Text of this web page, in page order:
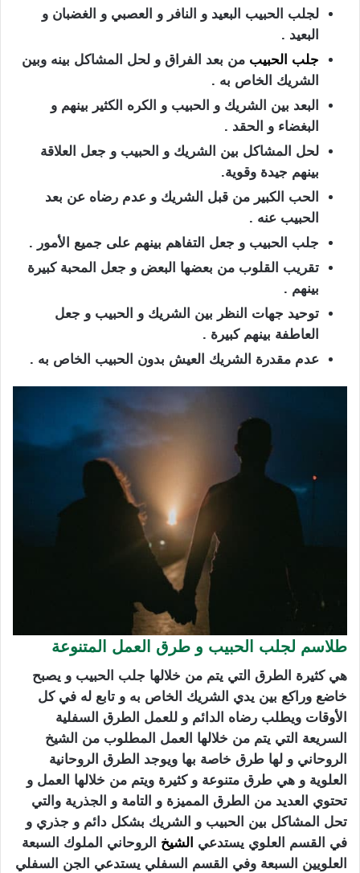
لجلب الحبيب البعيد و النافر و العصبي و الغضبان و
البعيد .
جلب الحبيب من بعد الفراق و لحل المشاكل بينه وبين
الشريك الخاص به .
البعد بين الشريك و الحبيب و الكره الكثير بينهم و
البغضاء و الحقد .
لحل المشاكل بين الشريك و الحبيب و جعل العلاقة
بينهم جيدة وقوية.
الحب الكبير من قبل الشريك و عدم رضاه عن بعد
الحبيب عنه .
جلب الحبيب و جعل التفاهم بينهم على جميع الأمور .
تقريب القلوب من بعضها البعض و جعل المحبة كبيرة
بينهم .
توحيد جهات النظر بين الشريك و الحبيب و جعل
العاطفة بينهم كبيرة .
عدم مقدرة الشريك العيش بدون الحبيب الخاص به .
طلاسم لجلب الحبيب و طرق العمل المتنوعة
هي كثيرة الطرق التي يتم من خلالها جلب الحبيب و يصبح
خاضع وراكع بين يدي الشريك الخاص به و تابع له في كل
الأوقات ويطلب رضاه الدائم و للعمل الطرق السفلية
السريعة التي يتم من خلالها العمل المطلوب من الشيخ
الروحاني و لها طرق خاصة بها ويوجد الطرق الروحانية
العلوية و هي طرق متنوعة و كثيرة ويتم من خلالها العمل و
تحتوي العديد من الطرق المميزة و التامة و الجذرية والتي
تحل المشاكل بين الحبيب و الشريك بشكل دائم و جذري و
في القسم العلوي يستدعي الشيخ الروحاني الملوك السبعة
العلويين السبعة وفي القسم السفلي يستدعي الجن السفلي